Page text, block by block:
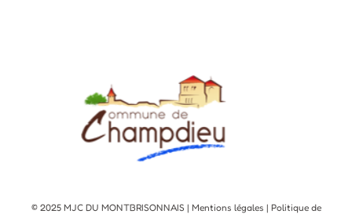
© 2025 MJC DU MONTBRISONNAIS | Mentions légales | Politique de